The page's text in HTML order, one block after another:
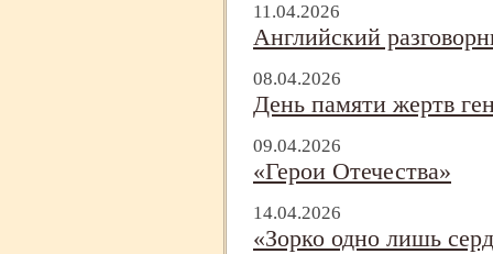
11.04.2026
Английский
08.04.2026
День памяти жертв
09.04.2026
«Герои Отечества»
14.04.2026
«Зорко одно лишь